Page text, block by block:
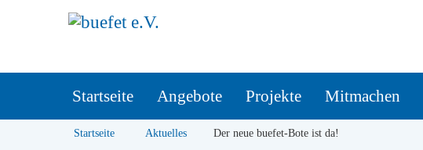
Startseite Angebote Projekte Mitmachen
Startseite Aktuelles Der neue buefet-Bote ist da!